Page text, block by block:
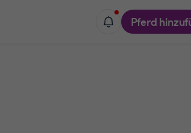
Pferd